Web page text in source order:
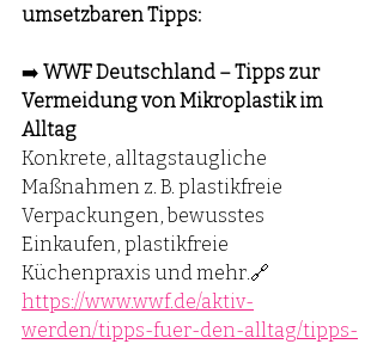
umsetzbaren Tipps:
➡️ WWF Deutschland – Tipps zur
Vermeidung von Mikroplastik im
Alltag
Konkrete, alltagstaugliche
Maßnahmen z. B. plastikfreie
Verpackungen, bewusstes
Einkaufen, plastikfreie
Küchenpraxis und mehr.🔗
https://www.wwf.de/aktiv-
werden/tipps-fuer-den-alltag/tipps-